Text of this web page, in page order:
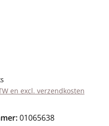
en excl. verzendkosten
01065638